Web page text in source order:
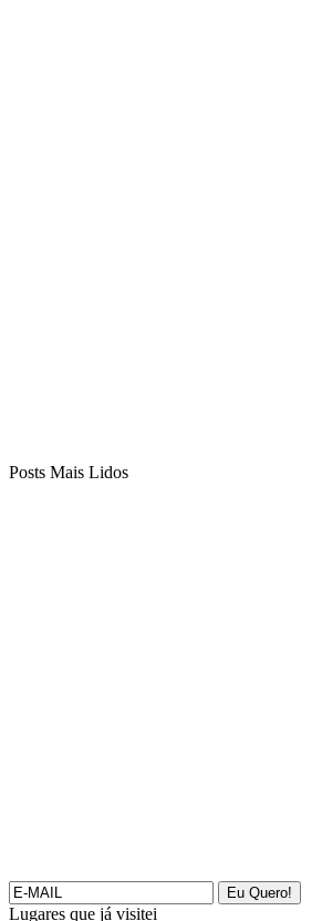
Posts Mais Lidos
Lugares que já visitei